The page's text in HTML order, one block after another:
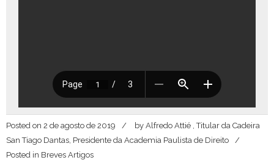
Posted on 2 de agosto de 2019 by Alfredo Attié , Titular da Cadeira
San Tiago Dantas, Presidente da Academia Paulista de Direito
Posted in Breves Artigos